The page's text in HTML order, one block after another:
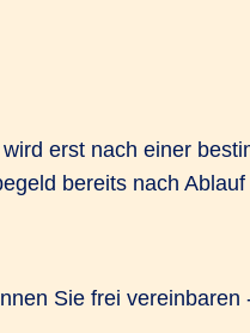
erst nach einer
bereits nach
Sie frei